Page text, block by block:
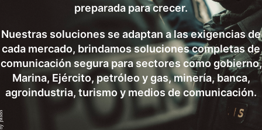
preparada para crecer.
Nuestras soluciones se adaptan a las exigencias de
cada mercado, brindamos soluciones completas de
comunicación segura para sectores como gobierno,
Marina, Ejército, petróleo y gas, minería, banca,
agroindustria, turismo y medios de comunicación.